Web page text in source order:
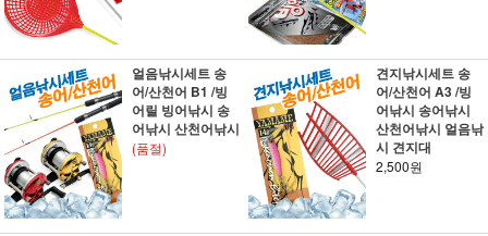
얼음낚시세트 송
어/산천어 B1 /빙
어릴 빙어낚시 송
어낚시 산천어낚시
(품절)
견지낚시세트 송
어/산천어 A3 /빙
어낚시 송어낚시
산천어낚시 얼음낚
시 견지대
2,500원